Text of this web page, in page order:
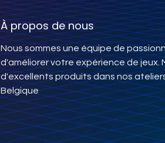
À propos de nous
Nous sommes une équipe de
d'améliorer votre expérience de jeux.
d'excellents produits dans nos
Belgique